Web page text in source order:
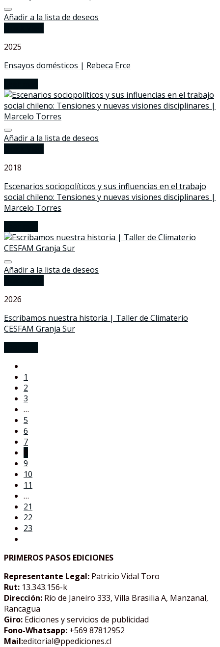
Añadir a la lista de deseos
2025
Ensayos domésticos | Rebeca Erce
Añadir a la lista de deseos
2018
Escenarios sociopolíticos y sus influencias en el trabajo
social chileno: Tensiones y nuevas visiones disciplinares |
Marcelo Torres
Añadir a la lista de deseos
2026
Escribamos nuestra historia | Taller de Climaterio
CESFAM Granja Sur
1
2
3
…
5
6
7
9
10
11
…
21
22
23
PRIMEROS PASOS EDICIONES
Representante Legal: Patricio Vidal Toro
Rut: 13.343.156-k
Dirección: Río de Janeiro 333, Villa Brasilia A, Manzanal,
Rancagua
Giro: Ediciones y servicios de publicidad
Fono-Whatsapp: +569 87812952
Mail:editorial@ppediciones.cl